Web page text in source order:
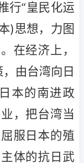
行“皇民化运
)思想，力图
在经济上，
由台湾向日
本的南进政
，把台湾当
服日本的殖
体的抗日武